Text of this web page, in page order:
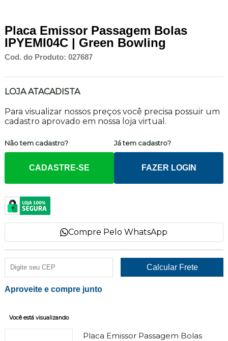
Placa Emissor Passagem Bolas
IPYEMI04C | Green Bowling
Cod. do Produto: 027687
LOJA ATACADISTA
Para visualizar nossos preços você precisa possuir um
cadastro aprovado em nossa loja virtual.
Não tem cadastro?
CADASTRE-SE
Já tem cadastro?
FAZER LOGIN
Compre Pelo WhatsApp
Aproveite e compre junto
Você está visualizando
Placa Emissor Passagem Bolas